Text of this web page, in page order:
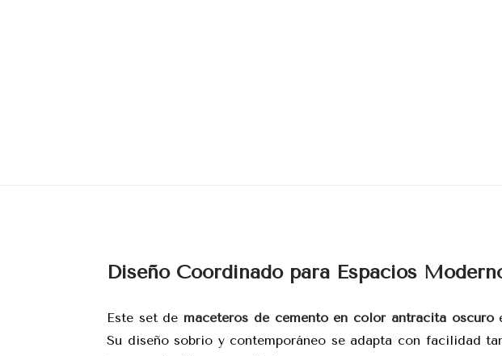
Diseño Coordinado para Espacios
Este set de maceteros de cemento en color antracita oscuro
Su diseño sobrio y contemporáneo se adapta con facilidad